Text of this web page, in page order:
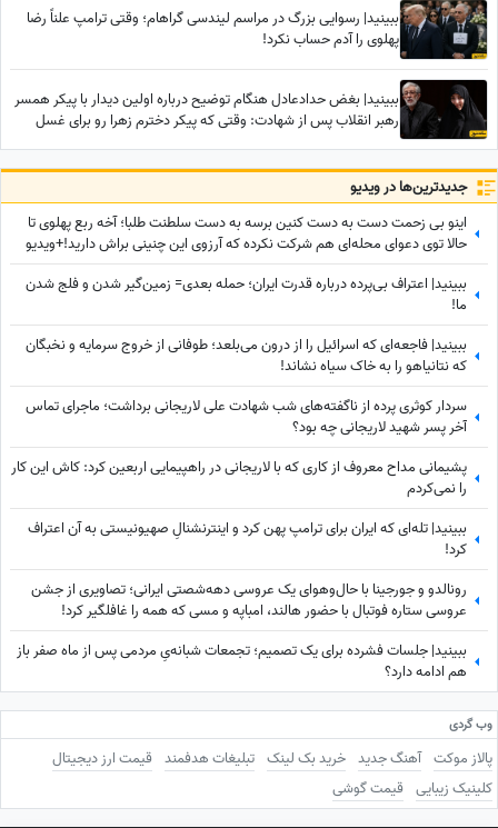
ببینید| رسوایی بزرگ در مراسم لیندسی گراهام؛ وقتی ترامپ علناً رضا
پهلوی را آدم حساب نکرد!
ببینید| بغض حدادعادل هنگام توضیح درباره اولین دیدار با پیکر همسر
رهبر انقلاب پس از شهادت: وقتی که پیکر دخترم زهرا رو برای غسل
جدید‌ترین‌ها در ویدیو
اینو بی زحمت دست به دست کنین برسه به دست سلطنت طلبا؛ آخه ربع پهلوی تا
حالا توی دعوای محله‌ای هم شرکت نکرده که آرزوی این چنینی براش دارید!+ویدیو
ببینید| اعتراف بی‌پرده درباره قدرت ایران؛ حمله بعدی= زمین‌گیر شدن و فلج شدن
ما!
ببینید| فاجعه‌ای که اسرائیل را از درون می‌بلعد؛ طوفانی از خروج سرمایه و نخبگان
که نتانیاهو را به خاک سیاه نشاند!
سردار کوثری پرده از ناگفته‌های شب شهادت علی لاریجانی برداشت؛ ماجرای تماس
آخر پسر شهید لاریجانی چه بود؟
پشیمانی مداح معروف از کاری که با لاریجانی در راهپیمایی اربعین کرد: کاش این کار
را نمی‌کردم
ببینید| تله‌ای که ایران برای ترامپ پهن کرد و اینترنشنالِ صهیونیستی به آن اعتراف
کرد!
رونالدو و جورجینا با حال‌وهوای یک عروسی دهه‌شصتی ایرانی؛ تصاویری از جشن
عروسی ستاره فوتبال با حضور هالند، امباپه و مسی که همه را غافلگیر کرد!
ببینید| جلسات فشرده برای یک تصمیم؛ تجمعات شبانه‌یِ مردمی پس از ماه صفر باز
هم ادامه دارد؟
وب گردی
پالاز موکت آهنگ جدید خرید بک لینک تبلیغات هدفمند قیمت ارز دیجیتال
کلینیک زیبایی قیمت گوشی